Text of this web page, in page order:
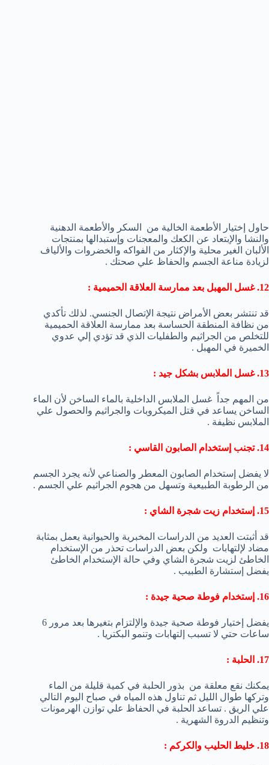
حاول إختيار الأطعمة الخالية من السكر والأطعمة الدهنية
والنشا والإبتعاد عن الكعك والمعجنات وإستبدالها بمنتجات
الألبان الغير محلية والإكثار من الفواكه والخضروات والألياف
لزيادة مناعة الجسم والحفاظ علي صحتك .
12. غسل المهبل بعد ممارسة العلاقة الحميمية :
قد تنتشر بعض الأمراض نتيجة الإتصال الجنسي. لذلك تأكدي
من نظافة المنطقة الحساسة بعد ممارسة العلاقة الحميمية
للتخلص من الجراثيم والطفليات الذي قد تؤدي إلي عدوي
الخميرة في المهبل .
13. غسل الملابس بشكل جيد :
من المهم جداً غسل الملابس الداخلية بالماء الساخن لأن الماء
الساخن يساعد في قتل الميكروبات والجراثيم والحصول علي
الملابس نظيفة .
14. تجنب إستخدام الصابون القاسي :
لا يفضل إستخدام الصابون المعطر والصناعي لأنه يجرد الجسم
من الرطوبة الطبيعية وتسهل من هجوم الجراثيم علي الجسم .
15. إستخدام زيت شجرة الشاي :
قد أثبتت العديد من الدراسات المخبرية والحيوانية يعمل بمثابة
مضاد لإلتهابات ولكن بعض الدراسات تحذر من الإستخدام
الخاطئ لزيت شجرة الشاي وفي حالة الإستخدام الخاطئ
يفضل إستشارة الطبيب .
16. إستخدام فوطة صحية جيدة :
يفضل إختيار فوطة صحية جيدة والإلتزام بتغيرها بعد مرور 6
ساعات حتي لا تسبب إلتهابات وتنمو البكتريا .
17. الحلبة :
يمكنك نقع معلقة من بذور الحلبة في كمية قليلة من الماء
وتركها طوال الليل ثم تناول هذه المياه في صباح اليوم التالي
علي الريق . تساعد الحلبة في الحفاظ علي توازن الهرمونات
وتنظيم الدروة الشهرية .
18. خليط الحليب والكركم :